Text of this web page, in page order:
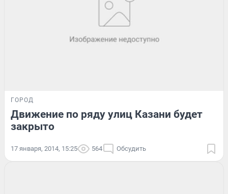
ГОРОД
Движение по ряду улиц Казани будет
закрыто
17 января, 2014, 15:25 564 Обсудить